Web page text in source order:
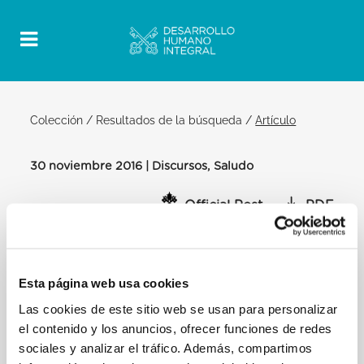
Esta página web usa cookies
Las cookies de este sitio web se usan para personalizar
el contenido y los anuncios, ofrecer funciones de redes
sociales y analizar el tráfico. Además, compartimos
Colección / Resultados de la búsqueda /Artículo
30 noviembre 2016 | Discursos, Saludo
Official Post PDF
PEREGRINACIÓN DE LA POLÍTICA
FRANCESA ELEGIDO EN LA REGIÓN
RHÔNE-ALPES
SALA CLEMENTINA